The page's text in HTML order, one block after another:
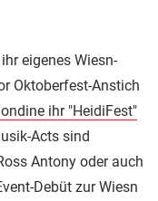
eigenes Wiesn-
Oktoberfest-Anstich
ihr "HeidiFest"
Acts sind
Antony oder auch
Debüt zur Wiesn